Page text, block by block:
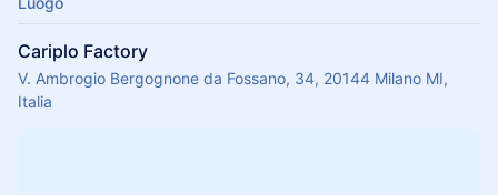
Cariplo Factory
V. Ambrogio Bergognone da Fossano, 34, 20144 Milano MI,
Italia